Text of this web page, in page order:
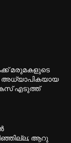
മരുമകളുടെ
അധ്യാപികയായ
എടുത്ത്
ആറു